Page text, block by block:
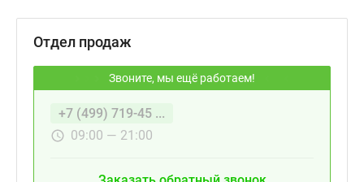
Отдел продаж
Звоните, мы ещё работаем!
+7 (499) 719-45 ...
09:00 — 21:00